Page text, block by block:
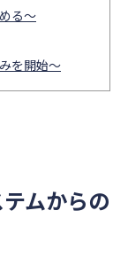
る～
を開始～
ムからの